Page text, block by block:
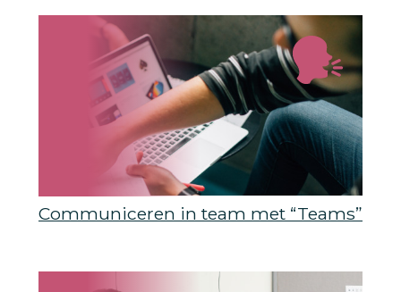
Communiceren in team met “Teams”